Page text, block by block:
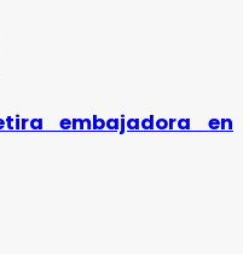
embajadora en